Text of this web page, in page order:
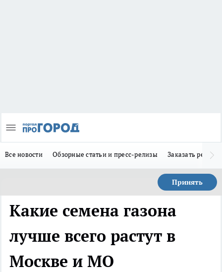
Все новости Обзорные статьи и пресс-релизы Заказать
Принять
Какие семена газона
лучше всего растут в
Москве и МО